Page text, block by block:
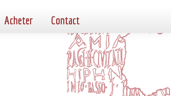
Acheter Contact